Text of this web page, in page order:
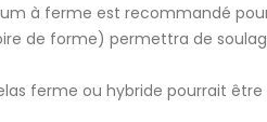
à ferme est recommandé
de forme) permettra de
ferme ou hybride pourrait